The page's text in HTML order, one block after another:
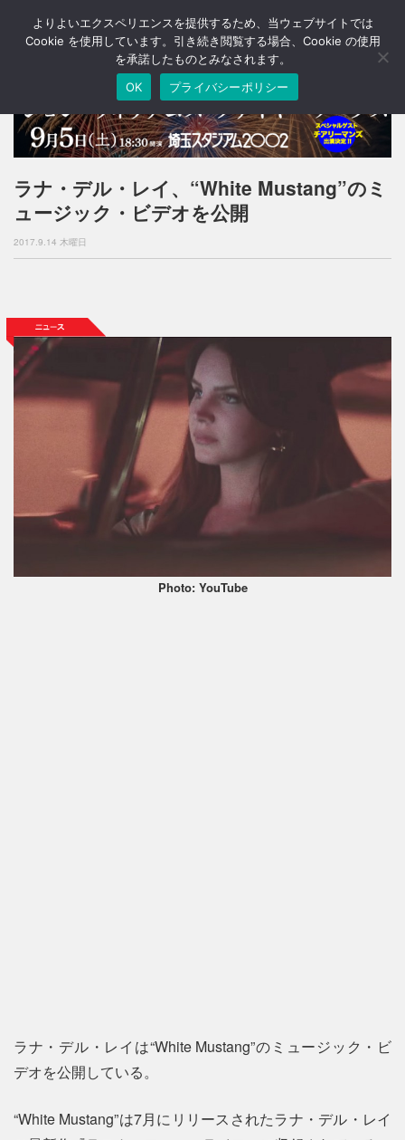
T
o
a
v
g
o
ラナ・デル・レイ、“White Mustang”のミ
ュージック・ビデオを公開
2017.9.14 木曜日
Photo: YouTube
ラナ・デル・レイは“White Mustang”のミュージック・ビ
デオを公開している。
“White Mustang”は7月にリリースされたラナ・デル・レイ
よりよいエクスペリエンスを提供するため、当ウェブサイトでは
Cookie を使用しています。引き続き閲覧する場合、Cookie の使用
を承諾したものとみなされます。
OK
プライバシーポリシー